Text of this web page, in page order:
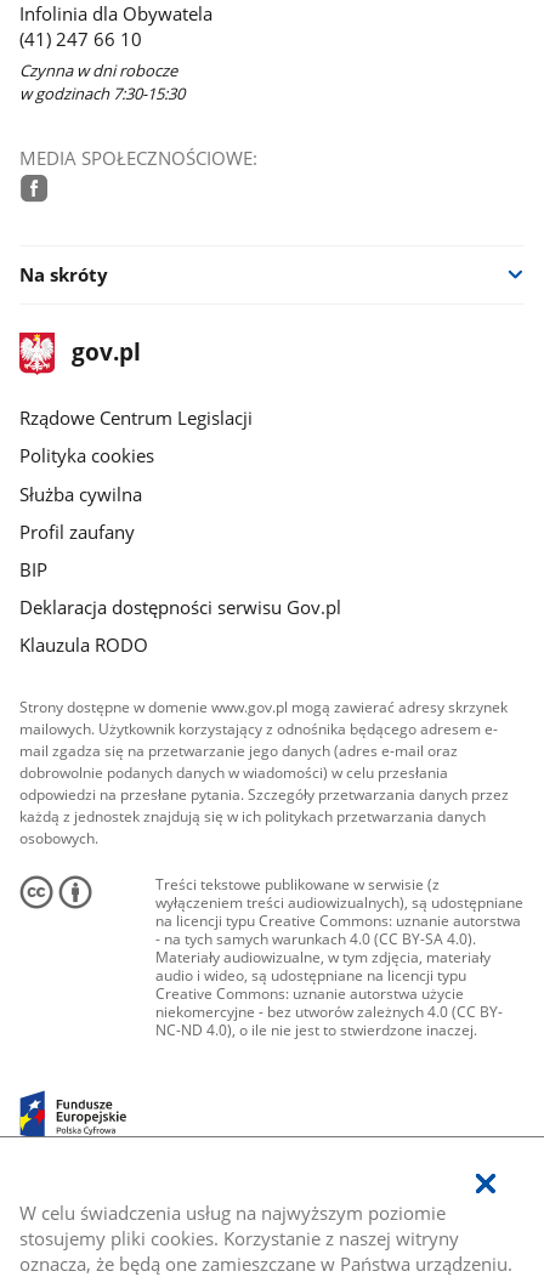
W celu świadczenia usług na najwyższym poziomie
stosujemy pliki cookies. Korzystanie z naszej witryny
oznacza, że będą one zamieszczane w Państwa urządzeniu.
Infolinia dla Obywatela
(41) 247 66 10
Czynna w dni robocze
w godzinach 7:30-15:30
MEDIA SPOŁECZNOŚCIOWE:
Na skróty
stopka
gov.plStrona
gov.pl
Rządowe Centrum Legislacji
Polityka cookies
Służba cywilna
Profil zaufany
BIP
Deklaracja dostępności serwisu Gov.pl
Klauzula RODO
Strony dostępne w domenie www.gov.pl mogą zawierać adresy skrzynek
mailowych. Użytkownik korzystający z odnośnika będącego adresem e-
mail zgadza się na przetwarzanie jego danych (adres e-mail oraz
dobrowolnie podanych danych w wiadomości) w celu przesłania
odpowiedzi na przesłane pytania. Szczegóły przetwarzania danych przez
każdą z jednostek znajdują się w ich politykach przetwarzania danych
osobowych.
Treści tekstowe publikowane w serwisie (z
wyłączeniem treści audiowizualnych), są udostępniane
na licencji typu Creative Commons: uznanie autorstwa
- na tych samych warunkach 4.0 (CC BY-SA 4.0).
Materiały audiowizualne, w tym zdjęcia, materiały
audio i wideo, są udostępniane na licencji typu
Creative Commons: uznanie autorstwa użycie
niekomercyjne - bez utworów zależnych 4.0 (CC BY-
NC-ND 4.0), o ile nie jest to stwierdzone inaczej.